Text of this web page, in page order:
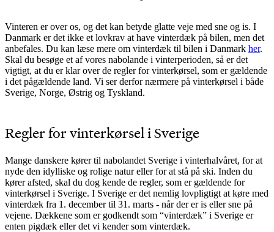
Vinteren er over os, og det kan betyde glatte veje med sne og is. I
Danmark er det ikke et lovkrav at have vinterdæk på bilen, men det
anbefales. Du kan læse mere om vinterdæk til bilen i Danmark her.
Skal du besøge et af vores nabolande i vinterperioden, så er det
vigtigt, at du er klar over de regler for vinterkørsel, som er gældende
i det pågældende land. Vi ser derfor nærmere på vinterkørsel i både
Sverige, Norge, Østrig og Tyskland.
Regler for vinterkørsel i Sverige
Mange danskere kører til nabolandet Sverige i vinterhalvåret, for at
nyde den idylliske og rolige natur eller for at stå på ski. Inden du
kører afsted, skal du dog kende de regler, som er gældende for
vinterkørsel i Sverige. I Sverige er det nemlig lovpligtigt at køre med
vinterdæk fra 1. december til 31. marts - når der er is eller sne på
vejene. Dækkene som er godkendt som “vinterdæk” i Sverige er
enten pigdæk eller det vi kender som vinterdæk.